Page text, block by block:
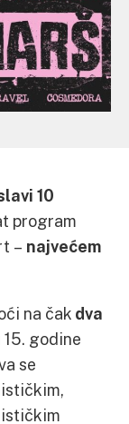
10
program
– najvećem
na čak dva
15. godine
se